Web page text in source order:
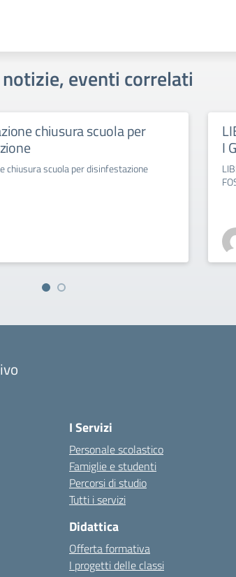
eventi correlati
chiusura scuola per
chiusura scuola per disinfestazione
I
della scuola
I Servizi
Personale scolastico
Famiglie e studenti
Percorsi di studio
Tutti i servizi
Didattica
Offerta formativa
I progetti delle classi